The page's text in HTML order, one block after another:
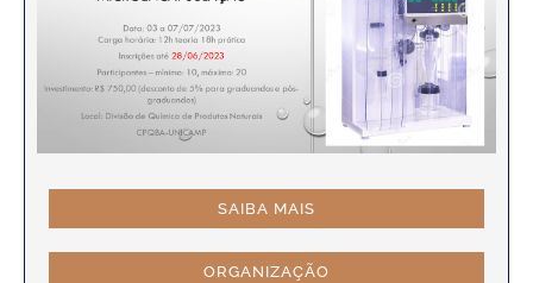
SAIBA MAIS
ORGANIZAÇÃO